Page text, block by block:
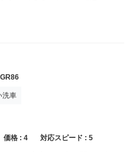
んでした。
した。やっぱり大事にさ
ます。
洗車
価格 : 4 対応スピード : 5